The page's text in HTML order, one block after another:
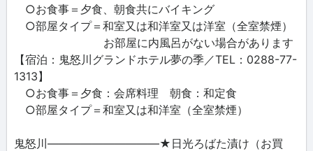
○お食事＝夕食、朝食共にバイキング
○部屋タイプ＝和室又は和洋室又は洋室（全室禁煙）
お部屋に内風呂がない場合があります
【宿泊：鬼怒川グランドホテル夢の季／TEL：0288-77-
1313】
○お食事＝夕食：会席料理 朝食：和定食
○部屋タイプ＝和室又は和洋室（全室禁煙）
鬼怒川――――――――――★日光ろばた漬け（お買